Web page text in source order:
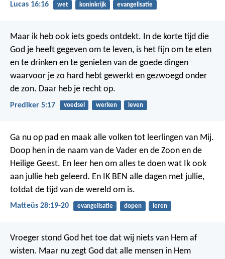
Lucas 16:16 wet koninkrijk evangelisatie
Maar ik heb ook iets goeds ontdekt. In de korte tijd die
God je heeft gegeven om te leven, is het fijn om te eten
en te drinken en te genieten van de goede dingen
waarvoor je zo hard hebt gewerkt en gezwoegd onder
de zon. Daar heb je recht op.
Prediker 5:17 voedsel werken leven
Ga nu op pad en maak alle volken tot leerlingen van Mij.
Doop hen in de naam van de Vader en de Zoon en de
Heilige Geest. En leer hen om alles te doen wat Ik ook
aan jullie heb geleerd. En IK BEN alle dagen met jullie,
totdat de tijd van de wereld om is.
Matteüs 28:19-20 evangelisatie dopen leren
Vroeger stond God het toe dat wij niets van Hem af
wisten. Maar nu zegt God dat alle mensen in Hem